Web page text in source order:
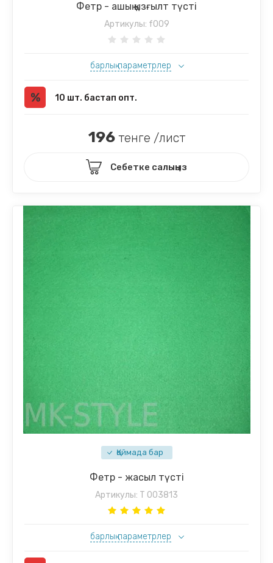
Фетр - ашық қызғылт түсті
Артикулы: f009
барлық параметрлер
10 шт. бастап опт.
196тенге /лист
Себетке салыңыз
Қоймада бар
Фетр - жасыл түсті
Артикулы: T 003813
барлық параметрлер